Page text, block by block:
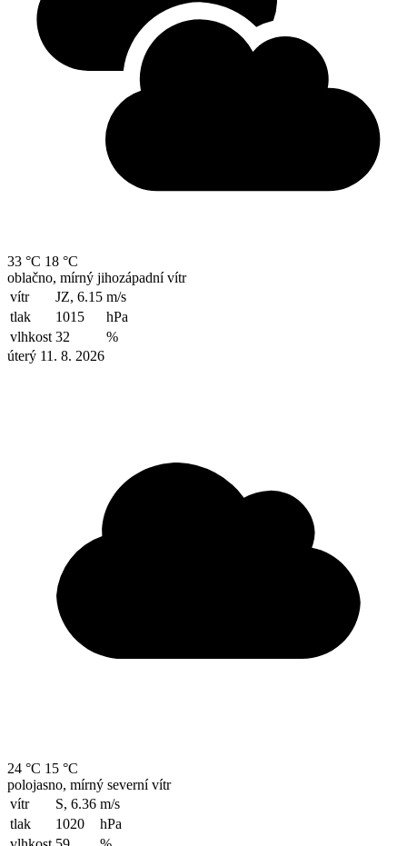
33 °C 18 °C
oblačno, mírný jihozápadní vítr
vítr
JZ, 6.15 m/s
tlak
1015
hPa
vlhkost 32
%
úterý 11. 8. 2026
24 °C 15 °C
polojasno, mírný severní vítr
vítr
S, 6.36 m/s
tlak
1020
hPa